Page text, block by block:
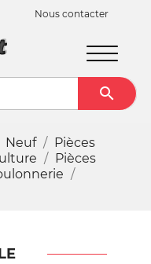
Nous contacter

Neuf
Pièces
Pièces